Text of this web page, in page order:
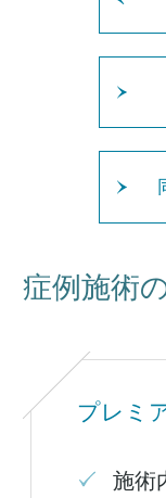
症例施術
プレミ
施術